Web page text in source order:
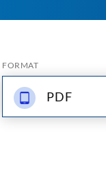
FORMAT
PDF